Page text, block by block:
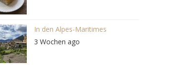
In den Alpes-Maritimes
3 Wochen ago